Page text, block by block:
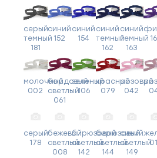
серый
темный
181
синий
152
синий
154
синий
темный
162
синий
темный
163
молочный
002
бордовый
светлый
061
зеленый
106
красный
079
розовый
042
серый
178
бежевый
светлый
008
бирюзовый
светлый
142
бирюзовый
светлый
144
синий
светлый
149